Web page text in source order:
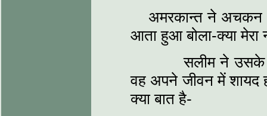
अमरकान्त ने
आता हुआ बोला-क्या
सलीम ने उसके
वह अपने जीवन में शायद
क्या बात है-